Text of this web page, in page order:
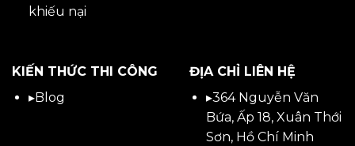
khiếu nại
KIẾN THỨC THI CÔNG
▸Blog
ĐỊA CHỈ LIÊN HỆ
▸364 Nguyễn Văn
Bứa, Ấp 18, Xuân Thới
Sơn, Hồ Chí Minh